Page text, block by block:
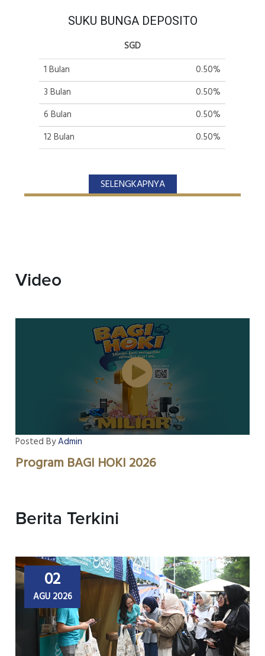
20432
20835
SAR
5233
SUKU BUNGA DEPOSITO
SGD
1 Bulan
0.50%
3 Bulan
0.50%
6 Bulan
0.50%
12 Bulan
0.50%
SELENGKAPNYA
Video
Posted ByAdmin
Program BAGI HOKI 2026
Berita Terkini
02
AGU 2026